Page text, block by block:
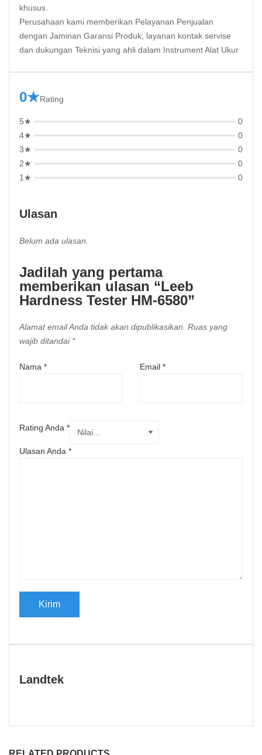
khusus.
Perusahaan kami memberikan Pelayanan Penjualan
dengan Jaminan Garansi Produk, layanan kontak servise
dan dukungan Teknisi yang ahli dalam Instrument Alat Ukur
0★Rating
5★
0
4★
0
3★
0
2★
0
1★
0
Ulasan
Belum ada ulasan.
Jadilah yang pertama
memberikan ulasan “Leeb
Hardness Tester HM-6580”
Alamat email Anda tidak akan dipublikasikan. Ruas yang
wajib ditandai *
Nama * Email *
Rating Anda *
Ulasan Anda *
Landtek